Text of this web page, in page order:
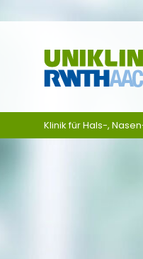
Klinik für Hals-,